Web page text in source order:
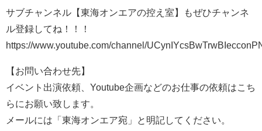
サブチャンネル【東海オンエアの控え室】もぜひチャンネ
ル登録してね！！！
https://www.youtube.com/channel/
【お問い合わせ先】
イベント出演依頼、Youtube企画などのお仕事の依頼はこち
らにお願い致します。
メールには「東海オンエア宛」と明記してください。